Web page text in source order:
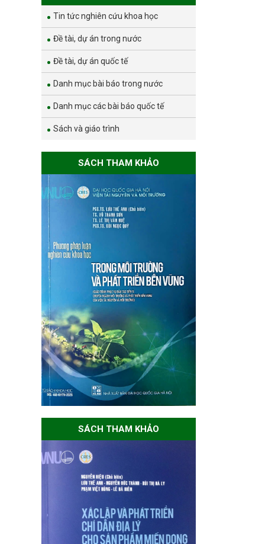
Tin tức nghiên cứu khoa học
Đề tài, dự án trong nước
Đề tài, dự án quốc tế
Danh mục bài báo trong nước
Danh mục các bài báo quốc tế
Sách và giáo trình
SÁCH THAM KHẢO
SÁCH THAM KHẢO